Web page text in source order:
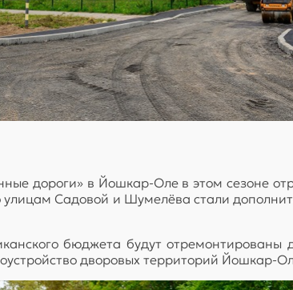
дороги» в Йошкар-Оле в этом сезоне
Садовой и Шумелёва стали
бюджета будут
дворовых территорий Йошкар-